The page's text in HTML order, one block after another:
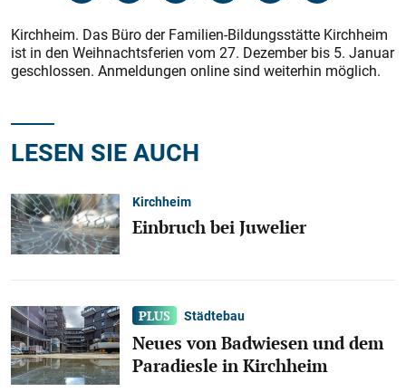
Kirchheim. Das Büro der Familien-Bildungsstätte Kirchheim
ist in den Weihnachtsferien vom 27. Dezember bis 5. Januar
geschlossen. Anmeldungen online sind weiterhin möglich.
LESEN SIE AUCH
Kirchheim
Einbruch bei Juwelier
Städtebau
Neues von Badwiesen und dem
Paradiesle in Kirchheim